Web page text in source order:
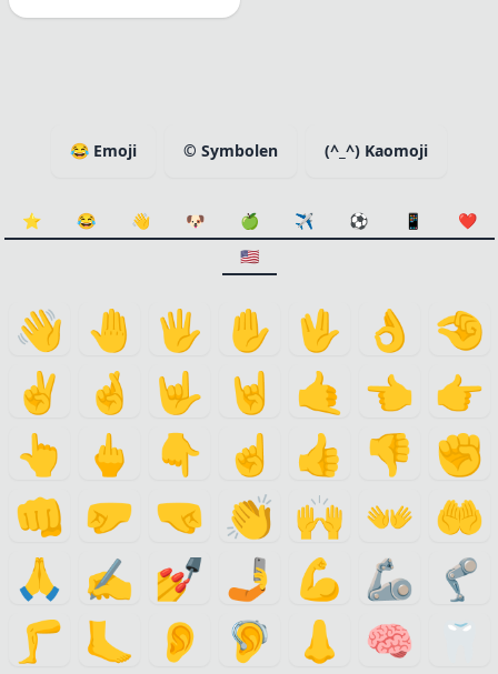
😂 Emoji © Symbolen (^_^) Kaomoji
⭐️ 😂 👋 🐶 🍏 ✈️ ⚽ 📱
❤️
🇺🇸
👋 🤚 🖐 ✋ 🖖 👌 🤏
✌️
🤞 🤟 🤘 🤙 👈 👉
👆
🖕 👇 ☝️ 👍 👎 ✊
👊 🤛 🤜 👏 🙌 👐 🤲
🙏 ✍️ 💅 🤳 💪 🦾
🦿
🦵 🦶 👂 🦻 👃 🧠
🦷